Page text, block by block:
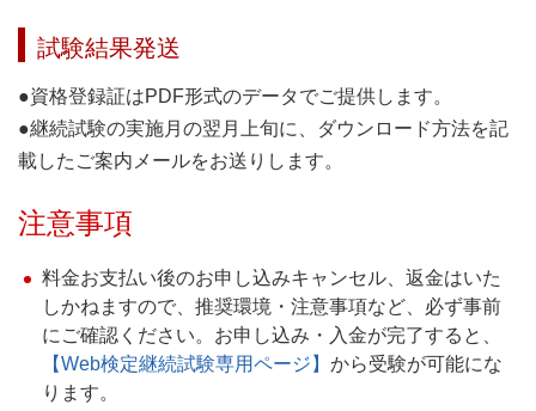
試験結果発送
●資格登録証はPDF形式のデータでご提供します。
●継続試験の実施月の翌月上旬に、ダウンロード方法を記
載したご案内メールをお送りします。
注意事項
料金お支払い後のお申し込みキャンセル、返金はいた
しかねますので、推奨環境・注意事項など、必ず事前
にご確認ください。お申し込み・入金が完了すると、
【Web検定継続試験専用ページ】 から受験が可能にな
ります。